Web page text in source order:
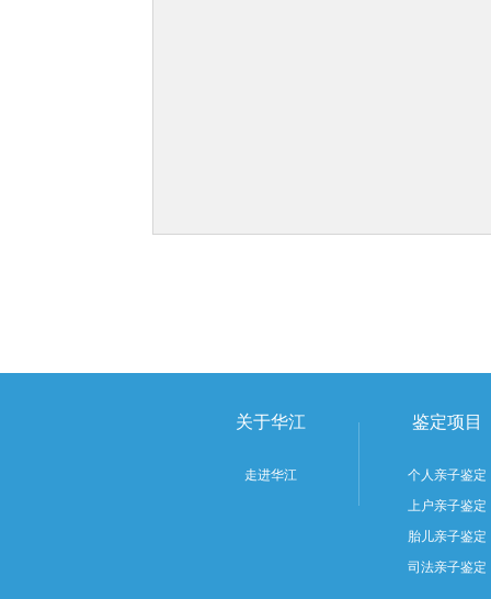
关于华江
走进华江
鉴定项目
个人亲子鉴定
上户亲子鉴定
胎儿亲子鉴定
司法亲子鉴定